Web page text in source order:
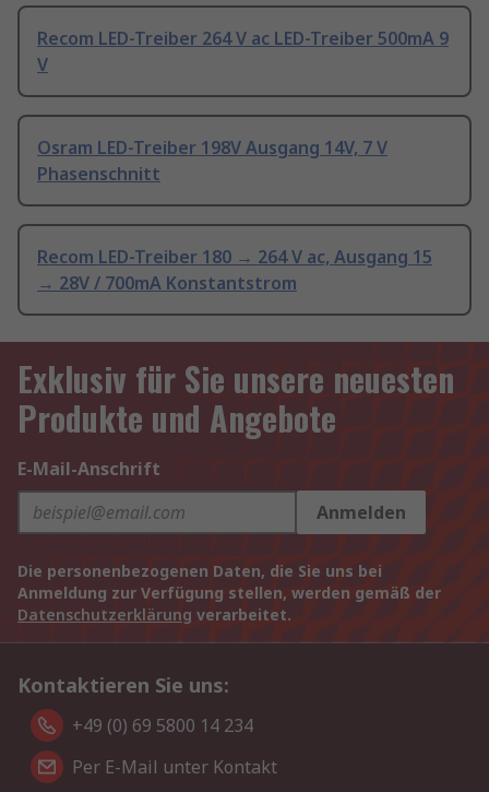
Recom LED-Treiber 264 V ac LED-Treiber 500mA 9
V
Osram LED-Treiber 198V Ausgang 14V, 7 V
Phasenschnitt
Recom LED-Treiber 180 → 264 V ac, Ausgang 15
→ 28V / 700mA Konstantstrom
Exklusiv für Sie unsere neuesten
Produkte und Angebote
E-Mail-Anschrift
Anmelden
Die personenbezogenen Daten, die Sie uns bei
Anmeldung zur Verfügung stellen, werden gemäß der
Datenschutzerklärung verarbeitet.
Kontaktieren Sie uns:
+49 (0) 69 5800 14 234
Per E-Mail unter Kontakt